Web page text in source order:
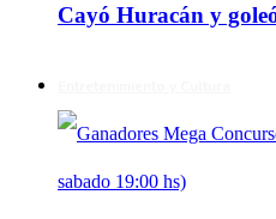
Cayó Huracán y